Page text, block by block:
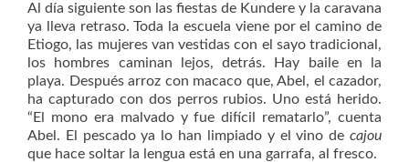
Al día siguiente son las fiestas de Kundere y la caravana
ya lleva retraso. Toda la escuela viene por el camino de
Etiogo, las mujeres van vestidas con el sayo tradicional,
los hombres caminan lejos, detrás. Hay baile en la
playa. Después arroz con macaco que, Abel, el cazador,
ha capturado con dos perros rubios. Uno está herido.
“El mono era malvado y fue difícil rematarlo”, cuenta
Abel. El pescado ya lo han limpiado y el vino de cajou
que hace soltar la lengua está en una garrafa, al fresco.